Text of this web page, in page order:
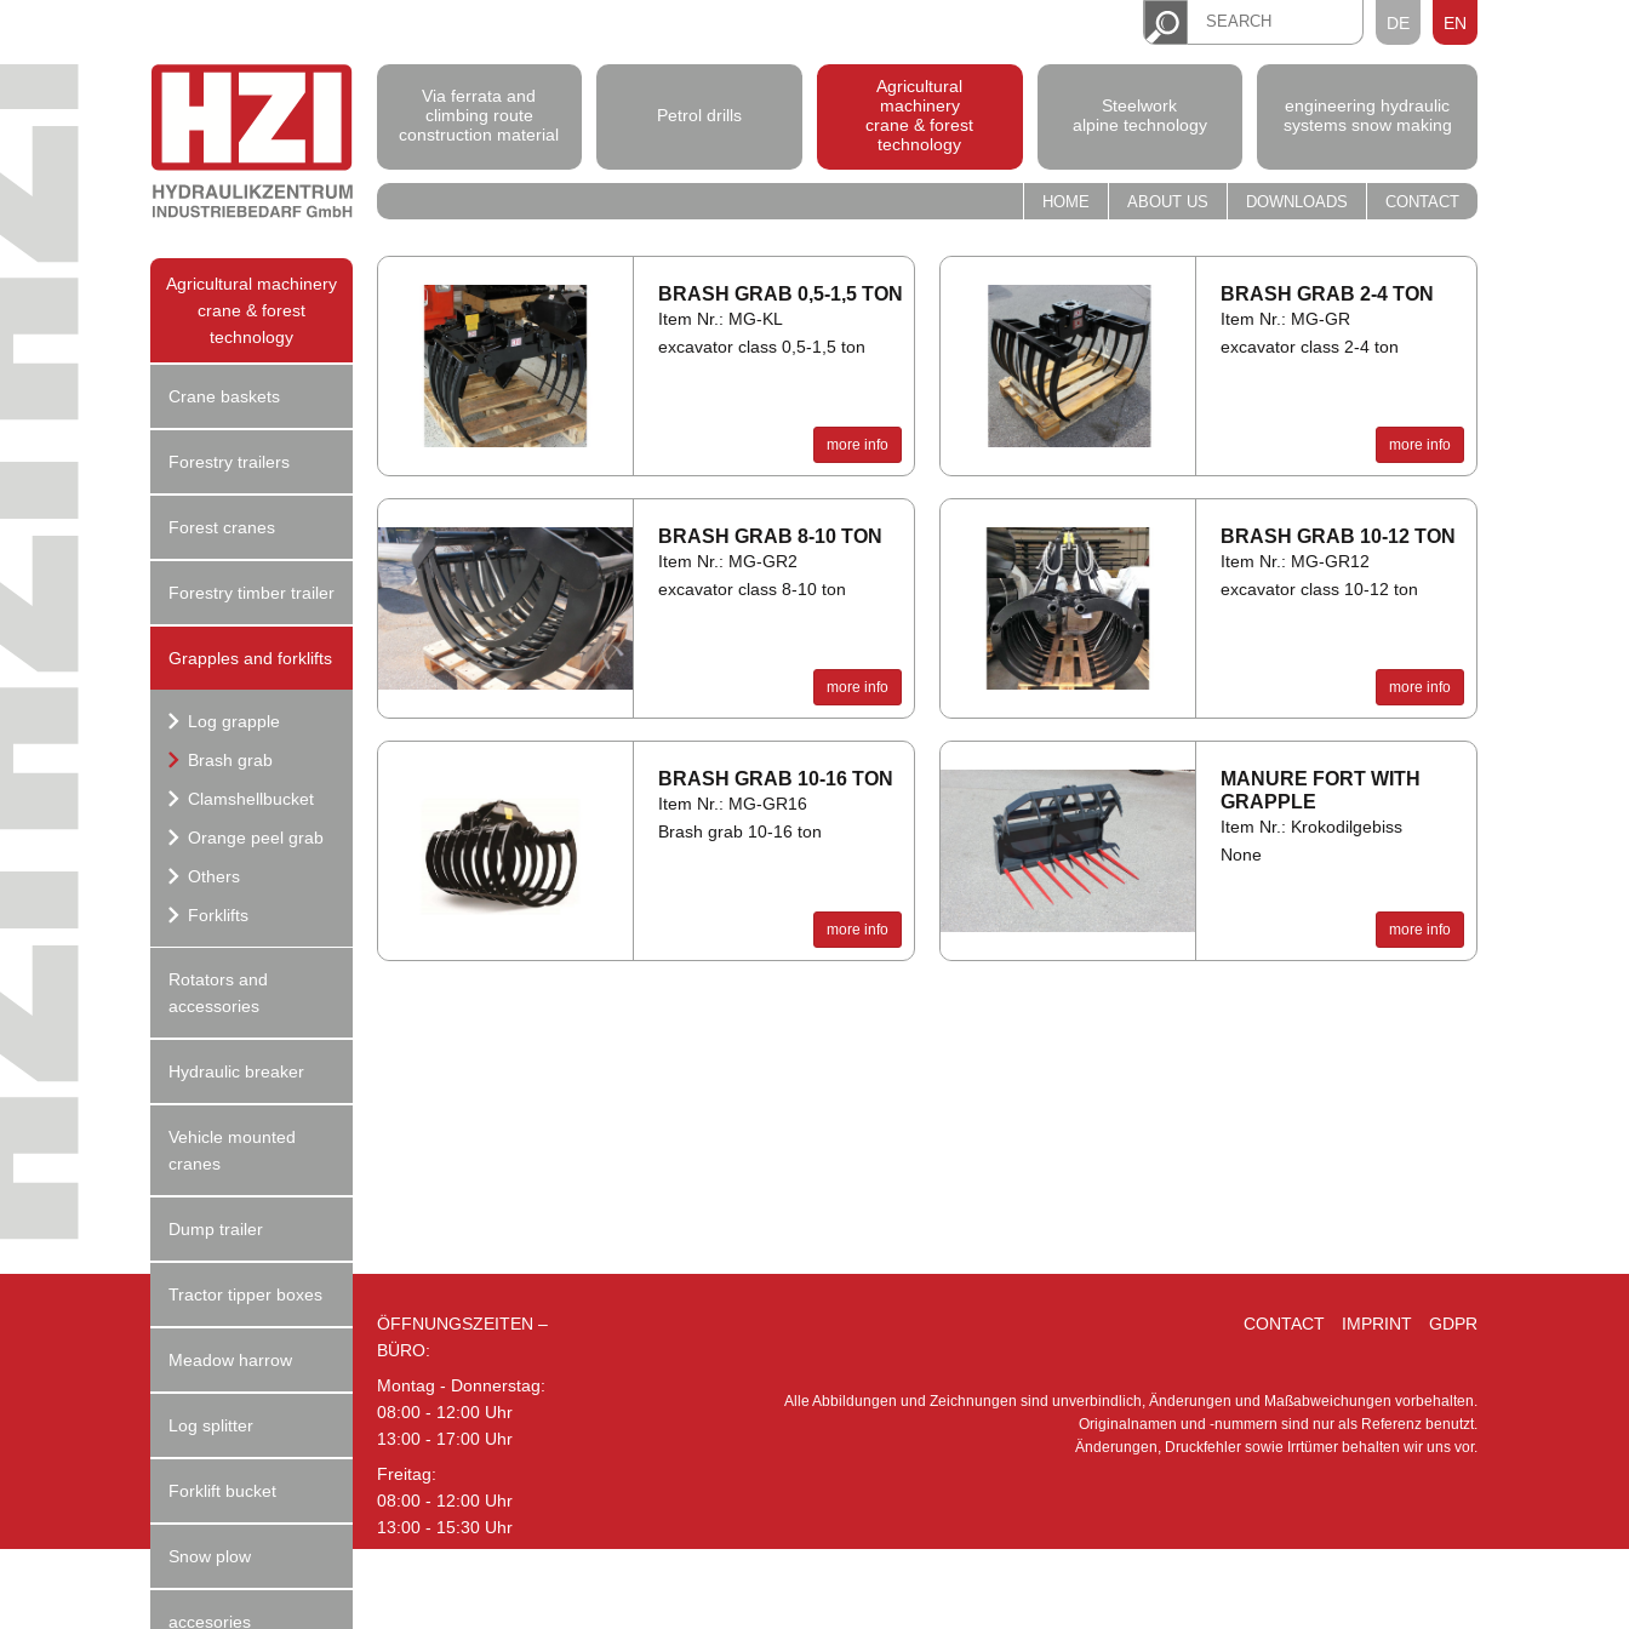
DE EN
Via ferrata and
climbing route
construction material
Petrol drills
Agricultural
machinery
crane & forest
technology
Agricultural machinery
crane & forest
technology
Crane baskets
Forestry trailers
Forest cranes
Forestry timber trailer
Grapples and forklifts
Log grapple
Brash grab
Clamshellbucket
Orange peel grab
Others
Forklifts
Rotators and
accessories
Hydraulic breaker
Vehicle mounted
cranes
Dump trailer
Tractor tipper boxes
Meadow harrow
Log splitter
Forklift bucket
Snow plow
accesories
Steelwork
alpine technology
engineering hydraulic
systems snow making
HOME ABOUT US DOWNLOADS CONTACT
BRASH GRAB 0,5-1,5 TON
Item Nr.: MG-KL
excavator class 0,5-1,5 ton
more info
BRASH GRAB 2-4 TON
Item Nr.: MG-GR
excavator class 2-4 ton
more info
BRASH GRAB 8-10 TON
Item Nr.: MG-GR2
excavator class 8-10 ton
more info
BRASH GRAB 10-12 TON
Item Nr.: MG-GR12
excavator class 10-12 ton
more info
BRASH GRAB 10-16 TON
Item Nr.: MG-GR16
Brash grab 10-16 ton
more info
MA­NURE FORT WITH
GRAPPLE
Item Nr.: Krokodilgebiss
None
more info
CONTACT IMPRINT GDPR
Alle Abbildungen und Zeichnungen sind unverbindlich, Änderungen und Maßabweichungen vorbehalten.
Originalnamen und -nummern sind nur als Referenz benutzt.
Änderungen, Druckfehler sowie Irrtümer behalten wir uns vor.
HZI - Hydraulikzentrum
Industriebedarf GmbH
Tel.: +43 (0)5412 / 64839
www.hzi.at
ÖFFNUNGSZEITEN –
BÜRO:
Montag - Donnerstag:
08:00 - 12:00 Uhr
13:00 - 17:00 Uhr
Freitag:
08:00 - 12:00 Uhr
13:00 - 15:30 Uhr